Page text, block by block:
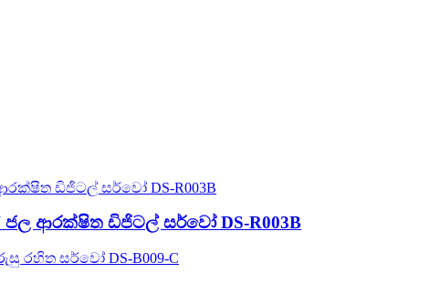
ආරක්ෂිත ඩිජිටල් සර්වෝ DS-R003B